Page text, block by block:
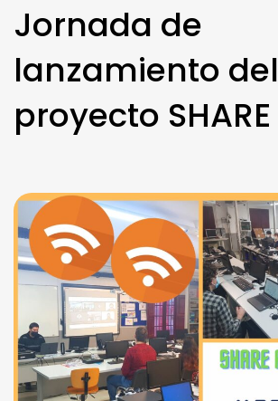
Jornada de
lanzamiento del
proyecto SHARE